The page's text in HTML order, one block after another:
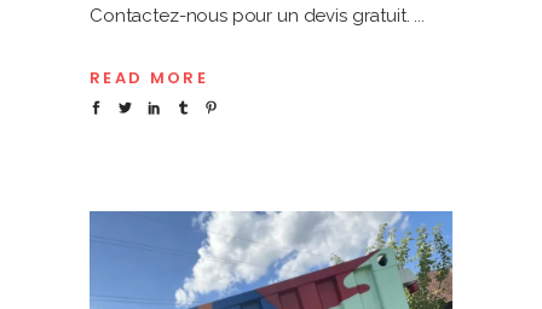
Contactez-nous pour un devis gratuit.
READ MORE